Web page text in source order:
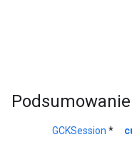
GCKSession *